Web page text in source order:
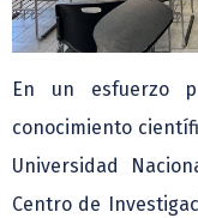
En un esfuerzo
conocimiento
Universidad
Centro de